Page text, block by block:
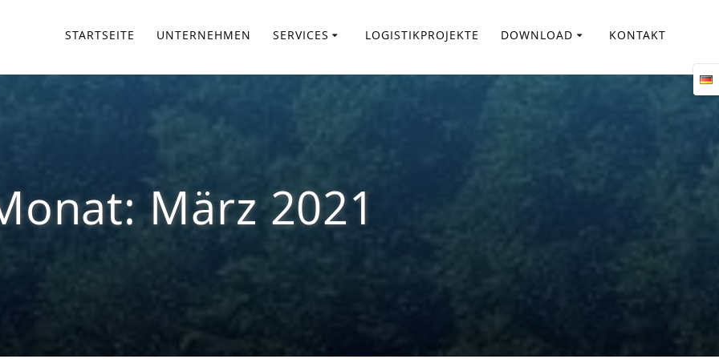
STARTSEITE UNTERNEHMEN SERVICES LOGISTIKPROJEKTE DOWNLOAD KONTAKT
März 2021